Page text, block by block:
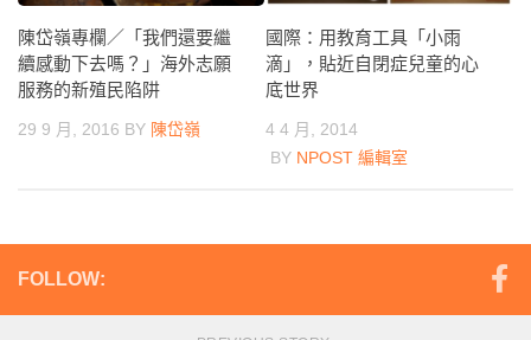
陳岱嶺專欄／「我們還要繼
續感動下去嗎？」海外志願
服務的新殖民陷阱
29 9 月, 2016 BY 陳岱嶺
國際：用教育工具「小雨
滴」，貼近自閉症兒童的心
底世界
4 4 月, 2014
BY NPOST 編輯室
FOLLOW: